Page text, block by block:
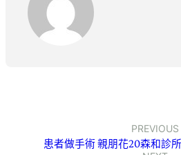
PREVIOUS
患者做手術 親朋花20森和診